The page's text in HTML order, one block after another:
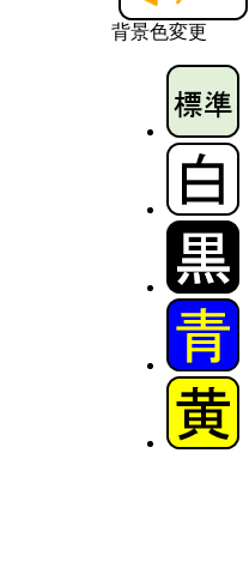
背景色変更